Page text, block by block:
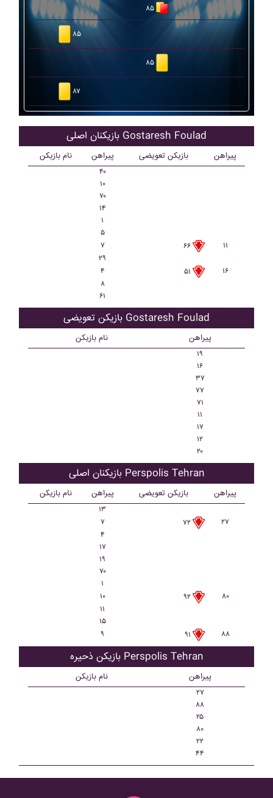
۸۵
۸۵
۸۵
۸۷
بازیکنان اصلی Gostaresh Foulad
نام بازیکن پیراهن بازیکن تعویضی پیراهن
۴۰
۱۰
۷۰
۱۴
۱
۵
۷
۶۶
۱۱
۲۹
۴
۵۱
۱۶
۸
۶۱
بازیکن تعویضی Gostaresh Foulad
نام بازیکن پیراهن
۱۹
۱۶
۳۷
۷۷
۷۱
۱۱
۱۷
۱۲
۲۰
بازیکنان اصلی Perspolis Tehran
نام بازیکن پیراهن بازیکن تعویضی پیراهن
۱۳
۷
۷۲
۲۷
۴
۱۷
۱۹
۷۰
۱
۱۰
۹۲
۸۰
۱۱
۱۵
۹
۹۱ ۸۸
بازیکن ذحیره Perspolis Tehran
نام بازیکن پیراهن
۲۷
۸۸
۲۵
۸۰
۲۲
۴۴